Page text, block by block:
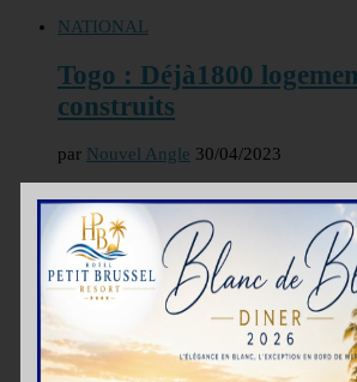
NATIONAL
Togo : Déjà1800
construits
par Nouvel Angle 30/04/2023
Selon les données de la Banque
développement (BAD), 1800
achevés en 2019 au Togo. Un objectif
renforce avec la construction de 20 …
AGRICULTURE